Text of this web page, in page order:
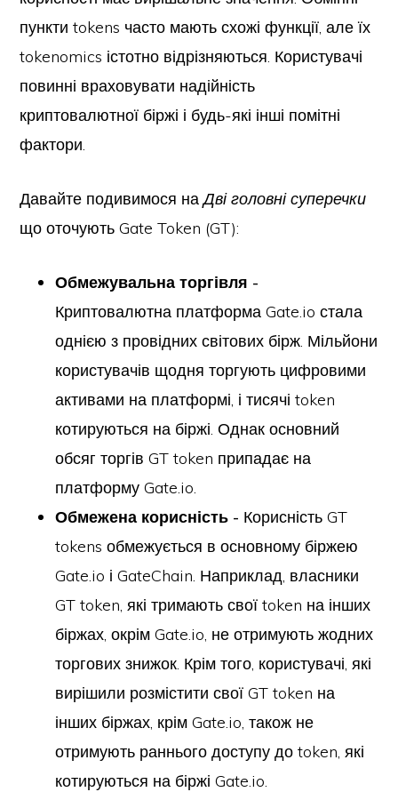
пункти tokens часто мають схожі функції, але їх
tokenomics істотно відрізняються. Користувачі
повинні враховувати надійність
криптовалютної біржі і будь-які інші помітні
фактори.
Давайте подивимося наДві головні суперечки
що оточують Gate Token (GT):
Обмежувальна торгівля -
Криптовалютна платформа Gate.io стала
однією з провідних світових бірж. Мільйони
користувачів щодня торгують цифровими
активами на платформі, і тисячі token
котируються на біржі. Однак основний
обсяг торгів GT token припадає на
платформу Gate.io.
Обмежена корисність - Корисність GT
tokens обмежується в основному біржею
Gate.io і GateChain. Наприклад, власники
GT token, які тримають свої token на інших
біржах, окрім Gate.io, не отримують жодних
торгових знижок. Крім того, користувачі, які
вирішили розмістити свої GT token на
інших біржах, крім Gate.io, також не
отримують раннього доступу до token, які
котируються на біржі Gate.io.